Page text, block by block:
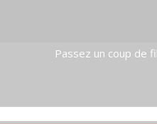
Passez un coup de